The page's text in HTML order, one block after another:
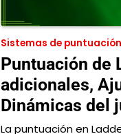
Sistemas de
Puntuación de
adicionales,
Dinámicas del
La puntuación en